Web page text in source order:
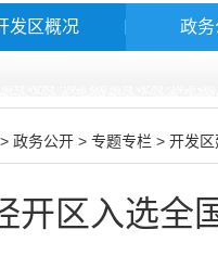
发区概况 政
> 政务公开 > 专题专栏 > 开发区
开区入选全